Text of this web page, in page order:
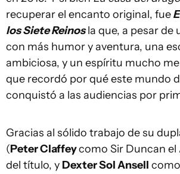
recuperar el encanto original, fue
los Siete Reinosla que, a pesar de
con más humor y aventura, una
ambiciosa, y un espíritu mucho
que recordó por qué este mundo
conquistó a las audiencias por
Gracias al sólido trabajo de su
(Peter Claffeycomo Sir Duncan el
del título, y Dexter Sol Ansell